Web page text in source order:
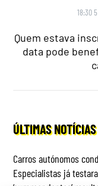
18:30
Quem estava
data pode
ÚLTIMAS NOTÍCIAS
Carros autónomos
Especialistas já